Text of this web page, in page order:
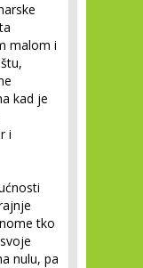
malom i
kad je
i
tko
nulu, pa